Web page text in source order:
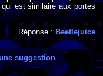
est similaire aux portes
Réponse : Beetlejuice
suggestion